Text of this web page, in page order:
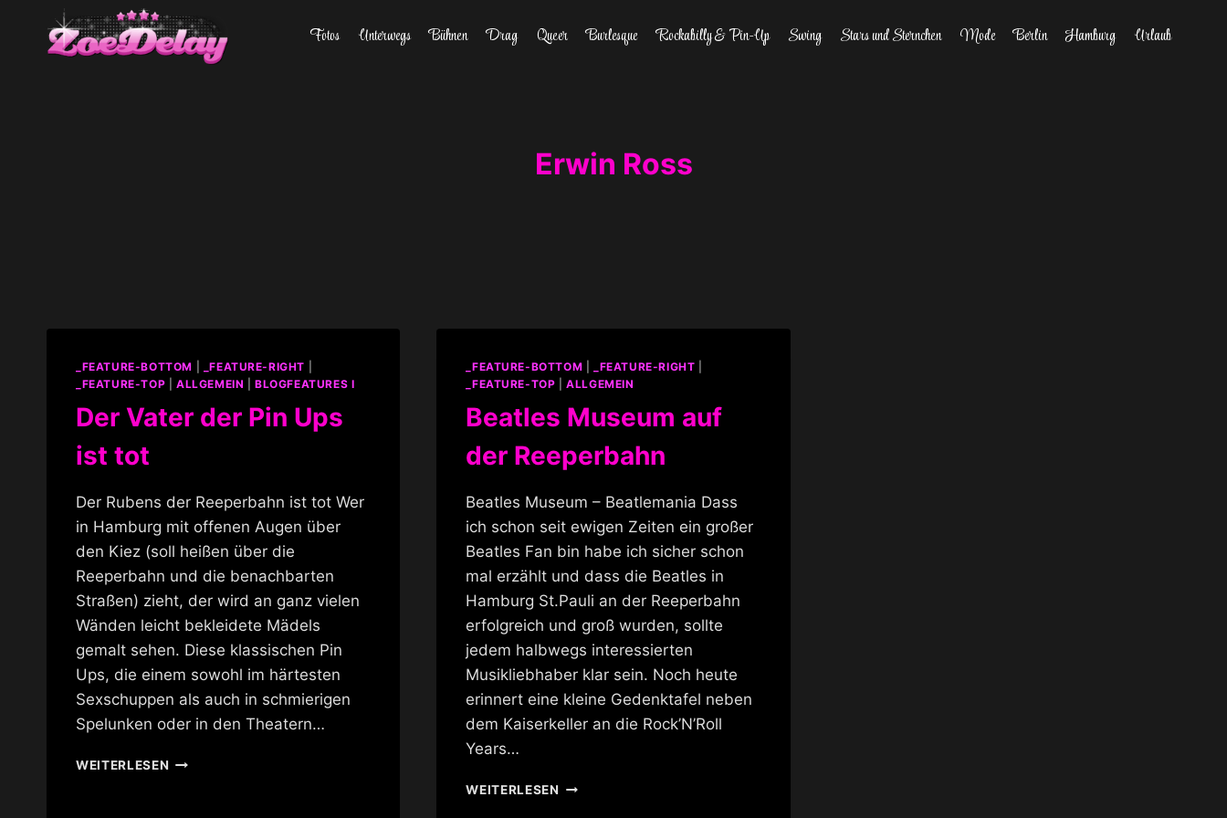
springen
Fotos Unterwegs Bühnen Drag Queer Burlesque Rockabilly & Pin-Up Swing Stars und Sternchen Mode Berlin Hamburg Urlaub
Erwin Ross
_FEATURE-BOTTOM _FEATURE-RIGHT
_FEATURE-TOP
ALLGEMEIN |BLOGFEATURES I
Der Vater der Pin Ups
ist tot
Der Rubens der Reeperbahn ist tot Wer
in Hamburg mit offenen Augen über
den Kiez (soll heißen über die
Reeperbahn und die benachbarten
Straßen) zieht, der wird an ganz vielen
Wänden leicht bekleidete Mädels
gemalt sehen. Diese klassischen Pin
Ups, die einem sowohl im härtesten
Sexschuppen als auch in schmierigen
Spelunken oder in den Theatern…
WEITERLESENDER
_FEATURE-BOTTOM _FEATURE-RIGHT
_FEATURE-TOP |ALLGEMEIN
Beatles Museum auf
der Reeperbahn
Beatles Museum – Beatlemania Dass
ich schon seit ewigen Zeiten ein großer
Beatles Fan bin habe ich sicher schon
mal erzählt und dass die Beatles in
Hamburg St.Pauli an der Reeperbahn
erfolgreich und groß wurden, sollte
jedem halbwegs interessierten
Musikliebhaber klar sein. Noch heute
erinnert eine kleine Gedenktafel neben
dem Kaiserkeller an die Rock’N’Roll
Years…
WEITERLESENBEATLES